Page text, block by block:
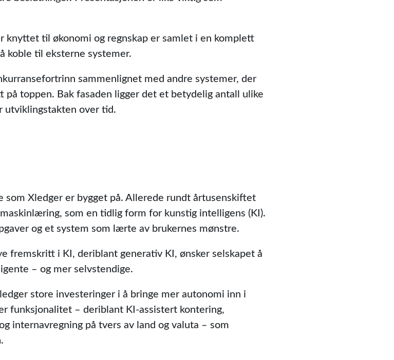
knyttet til økonomi og regnskap er samlet i en komplett
koble til eksterne systemer.
sammenlignet med andre systemer, der
toppen. Bak fasaden ligger det et betydelig antall ulike
utviklingstakten over tid.
Xledger er bygget på. Allerede rundt årtusenskiftet
som en tidlig form for kunstig intelligens (KI).
og et system som lærte av brukernes mønstre.
fremskritt i KI, deriblant generativ KI, ønsker selskapet å
– og mer selvstendige.
store investeringer i å bringe mer autonomi inn i
funksjonalitet – deriblant KI-assistert kontering,
internavregning på tvers av land og valuta – som